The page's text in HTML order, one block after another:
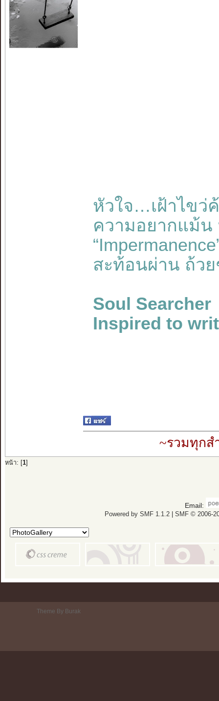
หัวใจ…เฝ้าไขว่
ความอยากแม้
สะท้อนผ่าน ถ้ว
Soul Searcher
Inspired to
~รวมทุกส
หน้า: [ 1]
Email:
Powered by SMF 1.1.2| SMF © 2006-
Theme By Burak